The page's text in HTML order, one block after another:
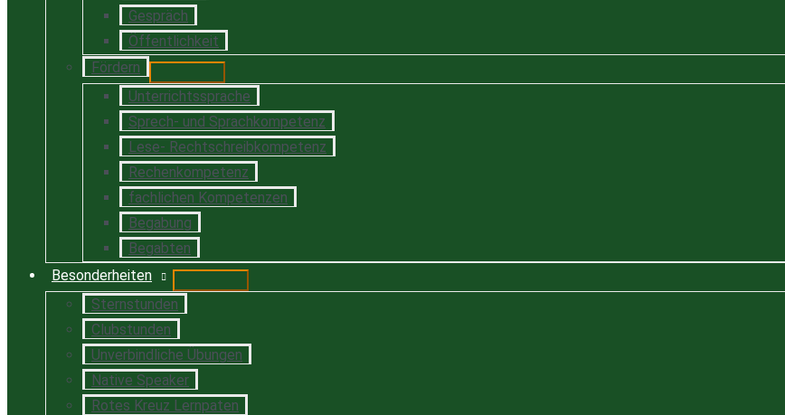
Gespräch
Öffentlichkeit
Fördern
Unterrichtssprache
Sprech- und Sprachkompetenz
Lese- Rechtschreibkompetenz
Rechenkompetenz
fachlichen Kompetenzen
Begabung
Begabten
Besonderheiten
Sternstunden
Clubstunden
Unverbindliche Übungen
Native Speaker
Rotes Kreuz Lernpaten